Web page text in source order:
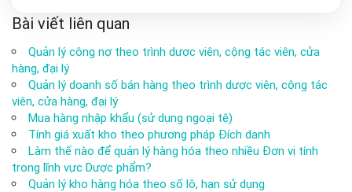
Bài viết liên quan
Quản lý công nợ theo trình dược viên, cộng tác viên, cửa
hàng, đại lý
Quản lý doanh số bán hàng theo trình dược viên, cộng tác
viên, cửa hàng, đại lý
Mua hàng nhập khẩu (sử dụng ngoại tệ)
Tính giá xuất kho theo phương pháp Đích danh
Làm thế nào để quản lý hàng hóa theo nhiều Đơn vị tính
trong lĩnh vực Dược phẩm?
Quản lý kho hàng hóa theo số lô, hạn sử dụng